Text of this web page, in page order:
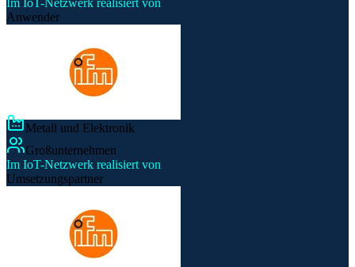
Im IoT-Netzwerk realisiert von
Anwender
Metall und Elektronik
Großunternehmen
Im IoT-Netzwerk realisiert von
Umsetzungspartner